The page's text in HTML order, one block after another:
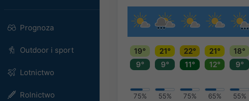
Prognoza
Outdoor i sport
Lotnictwo
Rolnictwo
19° 21° 22° 21° 18°
9°
9° 11° 12° 9°
75% 55% 75% 65% 55%